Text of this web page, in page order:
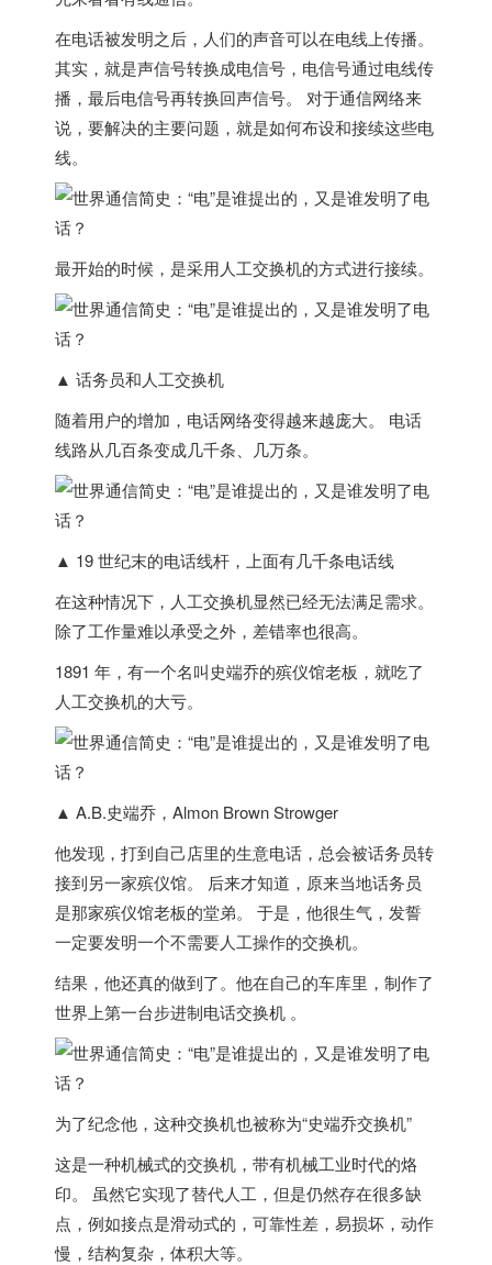
在电话被发明之后，人们的声音可以在电线上传播。
其实，就是声信号转换成电信号，电信号通过电线传
播，最后电信号再转换回声信号。 对于通信网络来
说，要解决的主要问题，就是如何布设和接续这些电
线。
最开始的时候，是采用人工交换机的方式进行接续。
▲ 话务员和人工交换机
随着用户的增加，电话网络变得越来越庞大。 电话
线路从几百条变成几千条、几万条。
▲ 19 世纪末的电话线杆，上面有几千条电话线
在这种情况下，人工交换机显然已经无法满足需求。
除了工作量难以承受之外，差错率也很高。
1891 年，有一个名叫史端乔的殡仪馆老板，就吃了
人工交换机的大亏。
▲ A.B.史端乔，Almon Brown Strowger
他发现，打到自己店里的生意电话，总会被话务员转
接到另一家殡仪馆。 后来才知道，原来当地话务员
是那家殡仪馆老板的堂弟。 于是，他很生气，发誓
一定要发明一个不需要人工操作的交换机。
结果，他还真的做到了。他在自己的车库里， 制作了
世界上第一台步进制电话交换机 。
为了纪念他，这种交换机也被称为“史端乔交换机”
这是一种机械式的交换机，带有机械工业时代的烙
印。 虽然它实现了替代人工，但是仍然存在很多缺
点，例如接点是滑动式的，可靠性差，易损坏，动作
慢，结构复杂，体积大等。